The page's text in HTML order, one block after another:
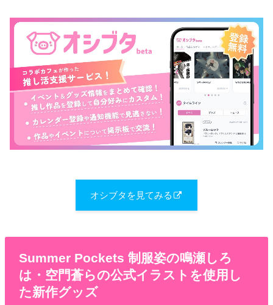
オシブタを見てみる
Summer Pockets 制服姿の鳴瀬しろ
は・空門蒼らの公式イラストを使用し
た新作グッズ